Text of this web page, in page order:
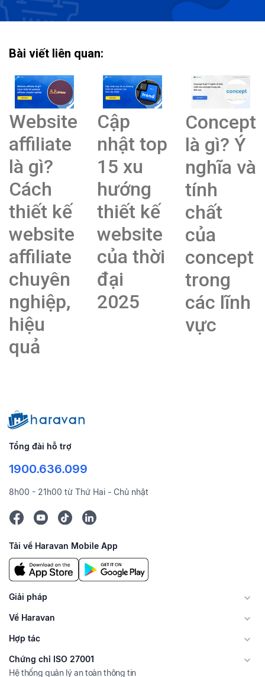
Bài viết liên quan:
Website
affiliate
là gì?
Cách
thiết kế
website
affiliate
chuyên
nghiệp,
hiệu
quả
Cập
nhật top
15 xu
hướng
thiết kế
website
của thời
đại
2025
Concept
là gì? Ý
nghĩa và
tính
chất
của
concept
trong
các lĩnh
vực
Tổng đài hỗ trợ
1900.636.099
8h00 - 21h00 từ Thứ Hai - Chủ nhật
Tải về Haravan Mobile App
Giải pháp
Về Haravan
Hợp tác
Chứng chỉ ISO 27001
Hệ thống quản lý an toàn thông tin